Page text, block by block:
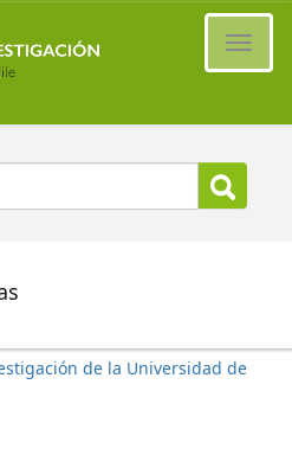
de la Universidad de